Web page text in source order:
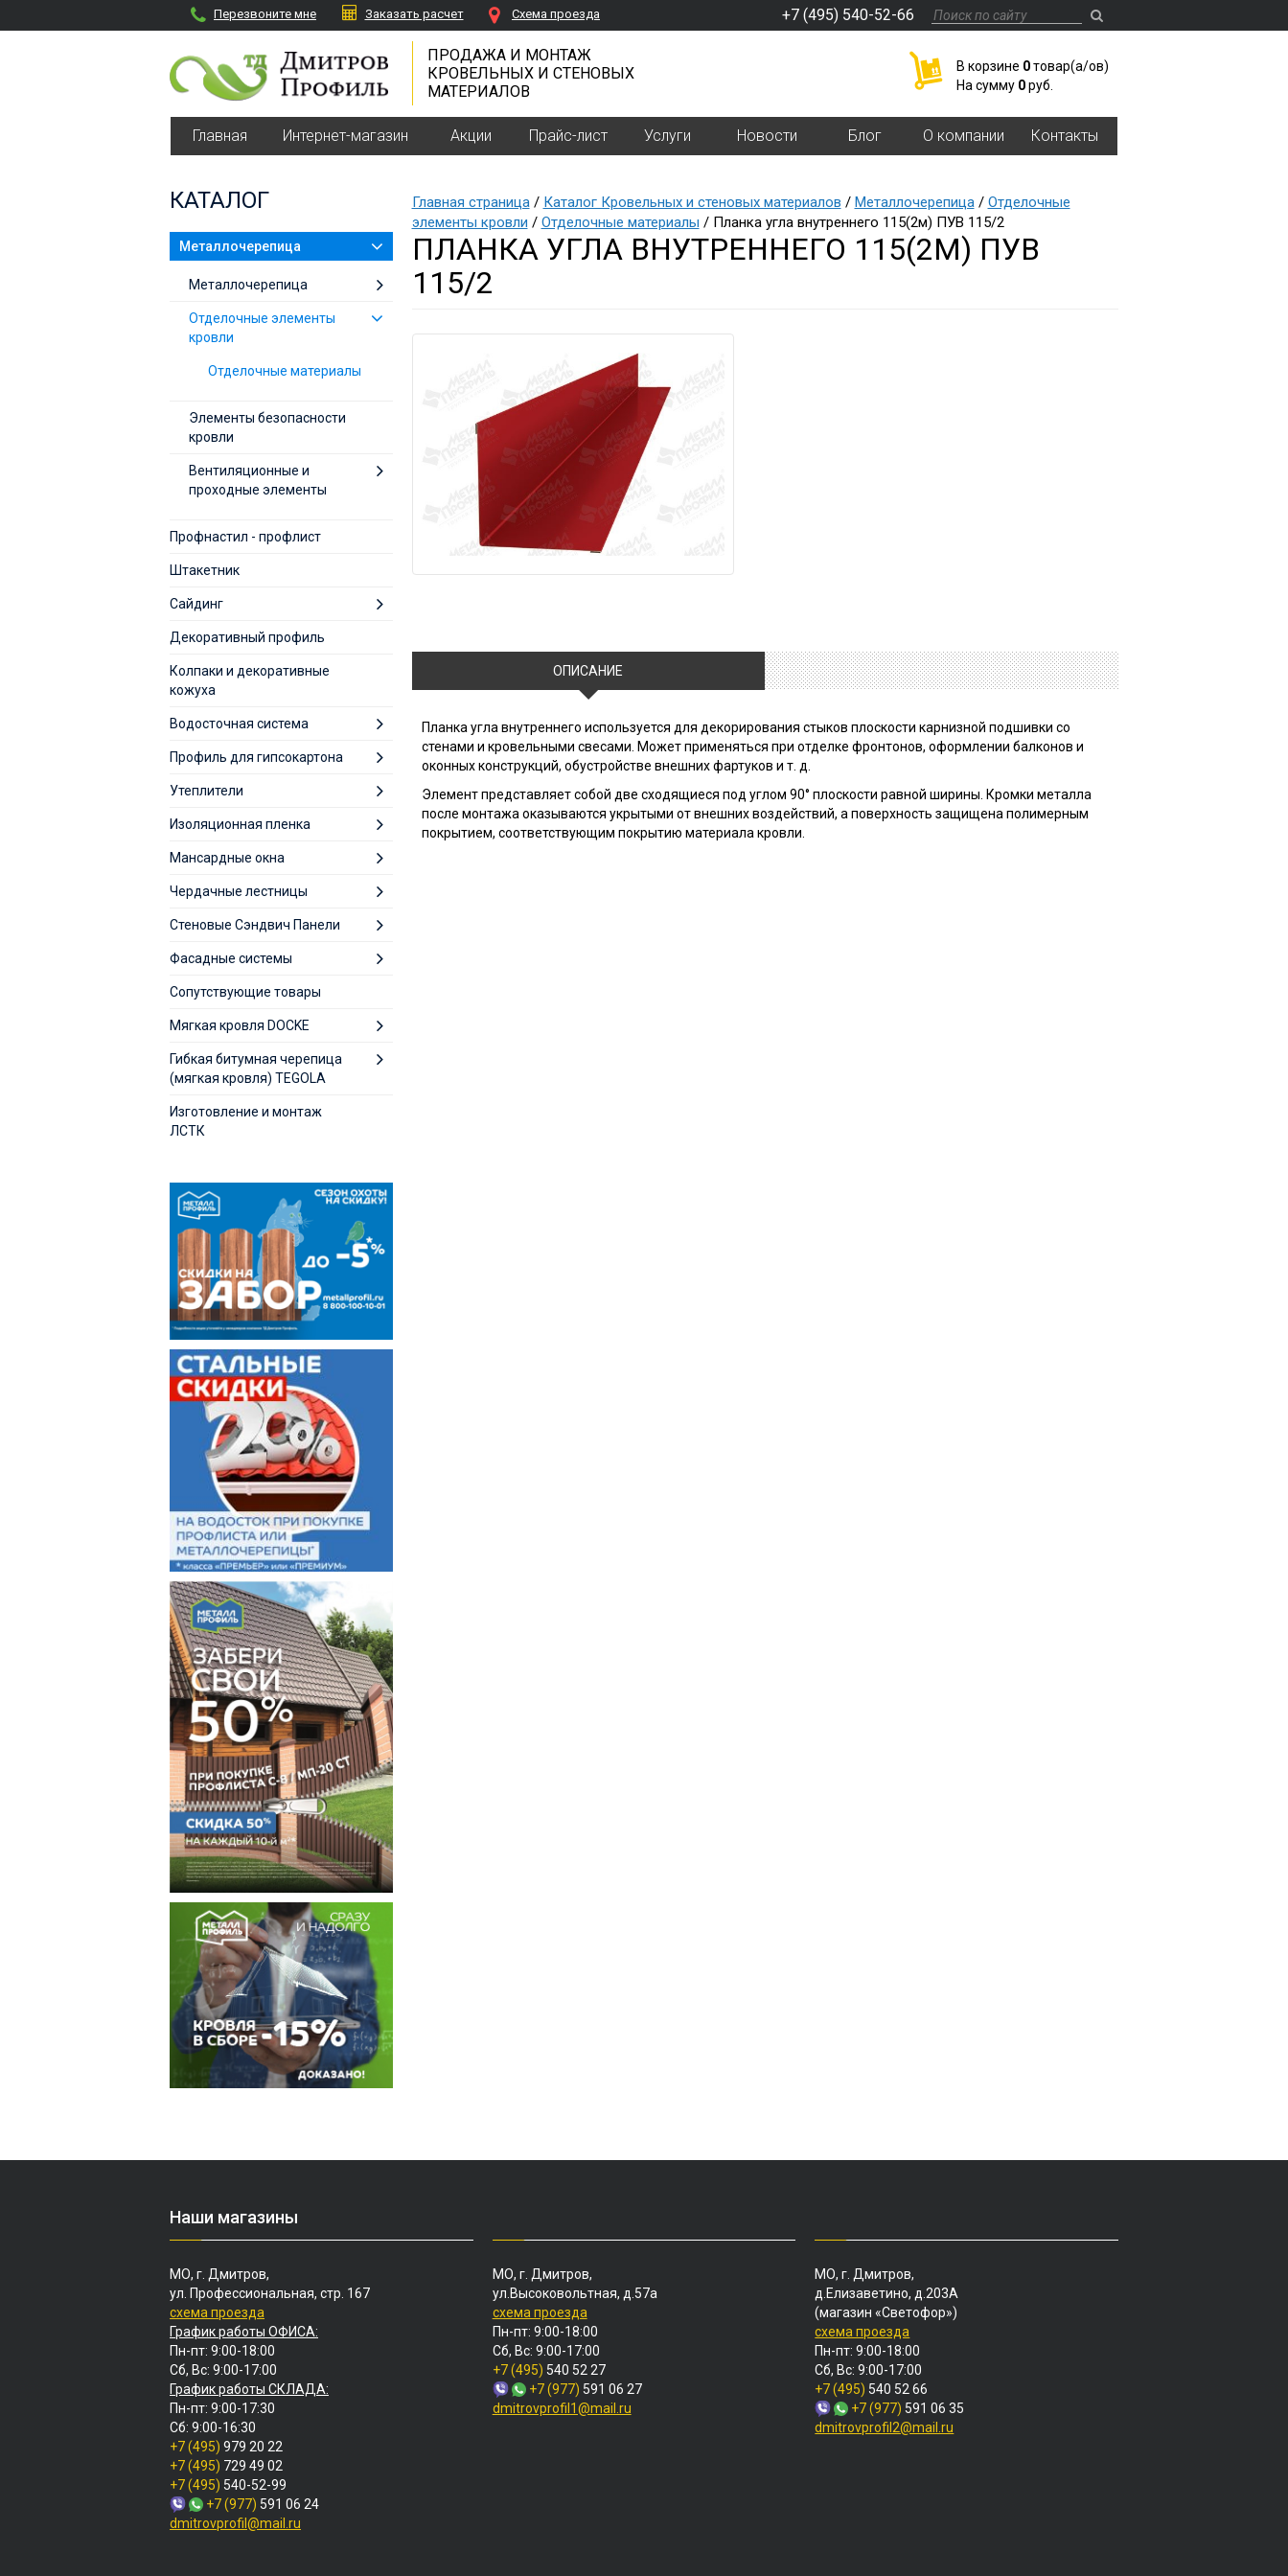
Перезвоните мне Заказать расчет Cхема проезда +7 (495) 540-52-66
ПРОДАЖА И МОНТАЖ
КРОВЕЛЬНЫХ И СТЕНОВЫХ
МАТЕРИАЛОВ
В корзине 0товар(a/ов)
На сумму 0руб.
Главная Интернет-магазин Акции Прайс-лист Услуги Новости Блог О компании Контакты
КАТАЛОГ
Металлочерепица
Металлочерепица
Отделочные элементы
кровли
Отделочные материалы
Элементы безопасности
кровли
Вентиляционные и
проходные элементы
Профнастил - профлист
Штакетник
Сайдинг
Декоративный профиль
Колпаки и декоративные
кожуха
Водосточная система
Профиль для гипсокартона
Утеплители
Изоляционная пленка
Мансардные окна
Чердачные лестницы
Стеновые Сэндвич Панели
Фасадные системы
Сопутствующие товары
Мягкая кровля DOCKE
Гибкая битумная черепица
(мягкая кровля) TEGOLA
Изготовление и монтаж
ЛСТК
Главная страница/ Каталог Кровельных и стеновых материалов / Металлочерепица/ Отделочные
элементы кровли / Отделочные материалы / Планка угла внутреннего 115(2м) ПУВ 115/2
ПЛАНКА УГЛА ВНУТРЕННЕГО 115(2М) ПУВ
115/2
ОПИСАНИЕ
Планка угла внутреннего используется для декорирования стыков плоскости карнизной подшивки со
стенами и кровельными свесами. Может применяться при отделке фронтонов, оформлении балконов и
оконных конструкций, обустройстве внешних фартуков и т. д.
Элемент представляет собой две сходящиеся под углом 90° плоскости равной ширины. Кромки металла
после монтажа оказываются укрытыми от внешних воздействий, а поверхность защищена полимерным
покрытием, соответствующим покрытию материала кровли.
Наши магазины
МО, г. Дмитров,
ул. Профессиональная, стр. 167
схема проезда
График работы ОФИСА:
Пн-пт: 9:00-18:00
Сб, Вс: 9:00-17:00
График работы СКЛАДА:
Пн-пт: 9:00-17:30
Сб: 9:00-16:30
+7 (495) 979 20 22
+7 (495) 729 49 02
+7 (495) 540-52-99
+7 (977) 591 06 24
dmitrovprofil@mail.ru
МО, г. Дмитров,
ул.Высоковольтная, д.57а
схема проезда
Пн-пт: 9:00-18:00
Сб, Вс: 9:00-17:00
+7 (495) 540 52 27
+7 (977) 591 06 27
dmitrovprofil1@mail.ru
МО, г. Дмитров,
д.Елизаветино, д.203А
(магазин «Светофор»)
схема проезда
Пн-пт: 9:00-18:00
Сб, Вс: 9:00-17:00
+7 (495) 540 52 66
+7 (977) 591 06 35
dmitrovprofil2@mail.ru